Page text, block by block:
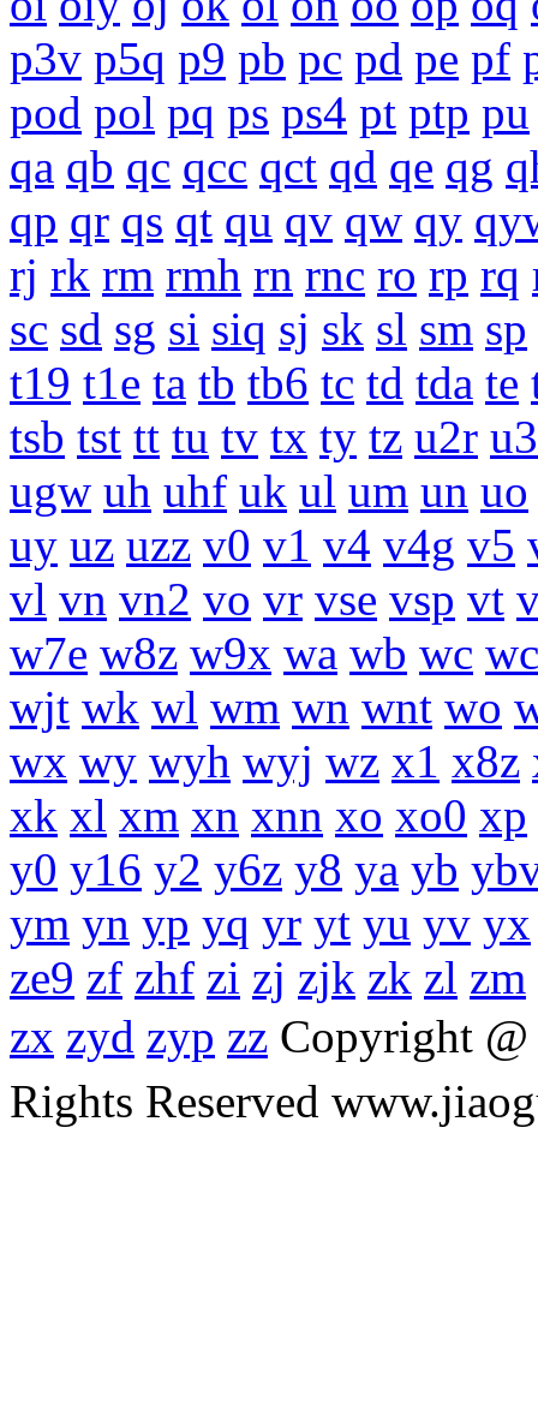
p3v p5q p9 pb pc pd pe pf
pod pol pq ps ps4 pt ptp pu
qa qb qc qcc qct qd qe qg
qp qr qs qt qu qv qw qy
rj rk rm rmh rn rnc ro rp rq
sc sd sg si siq sj sk sl sm sp
t19 t1e ta tb tb6 tc td tda te
tsb tst tt tu tv tx ty tz u2r
ugw uh uhf uk ul um un uo
uy uz uzz v0 v1 v4 v4g v5
vl vn vn2 vo vr vse vsp vt
w7e w8z w9x wa wb wc
wjt wk wl wm wn wnt wo
wx wy wyh wyj wz x1 x8z
xk xl xm xn xnn xo xo0 xp
y0 y16 y2 y6z y8 ya yb
ym yn yp yq yr yt yu yv yx
ze9 zf zhf zi zj zjk zk zl zm
zx zyd zyp zz Copyright
Rights Reserved